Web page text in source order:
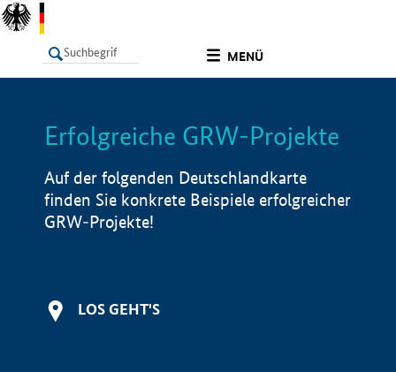
MENÜ
LISTE Info
Erfolgreiche GRW-Projekte
Auf der folgenden Deutschlandkarte
finden Sie konkrete Beispiele erfolgreicher
GRW-Projekte!
LOS GEHT'S